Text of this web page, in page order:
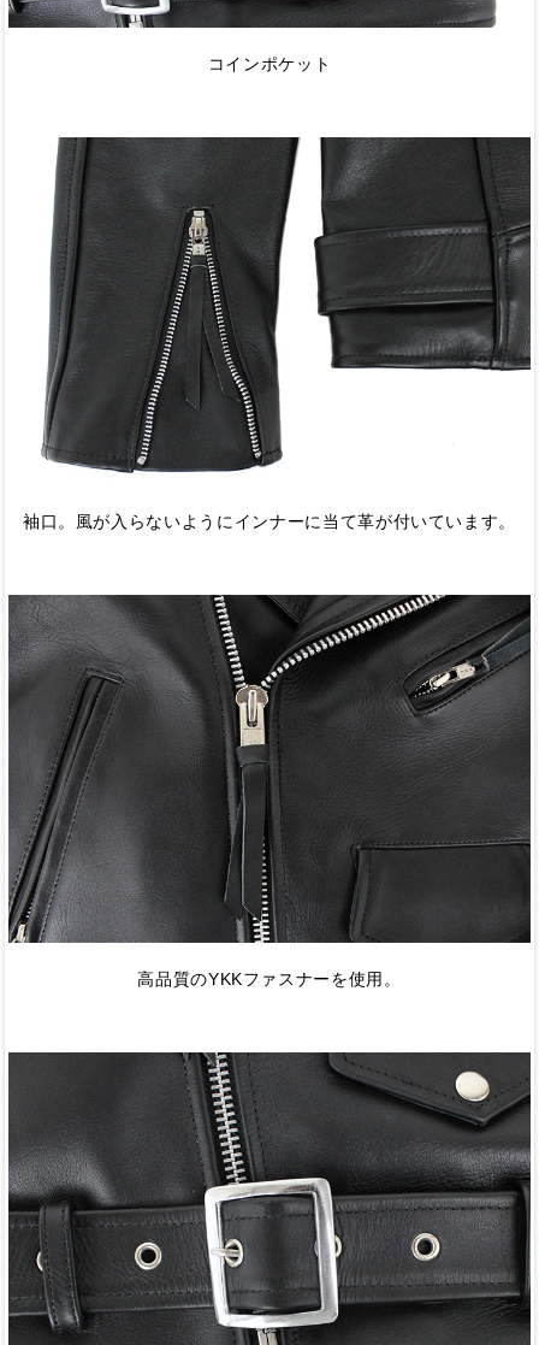
コインポケット
袖口。風が入らないようにインナーに当て革が付いています。
高品質のYKKファスナーを使用。